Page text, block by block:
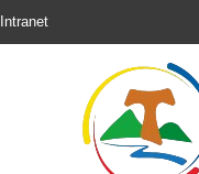
Intranet